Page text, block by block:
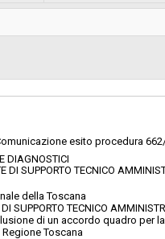
- ENTE DI SUPPORTO TECNICO
- UOC FARMACI E DIAGNOSTICI
esito procedura
DIAGNOSTICI
DI SUPPORTO TECNICO
della Toscana
SUPPORTO TECNICO
di un accordo quadro per
Toscana